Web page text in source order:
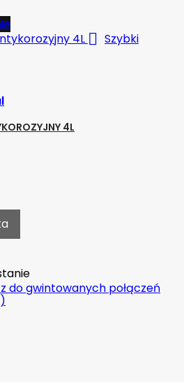
 Szybki
4L